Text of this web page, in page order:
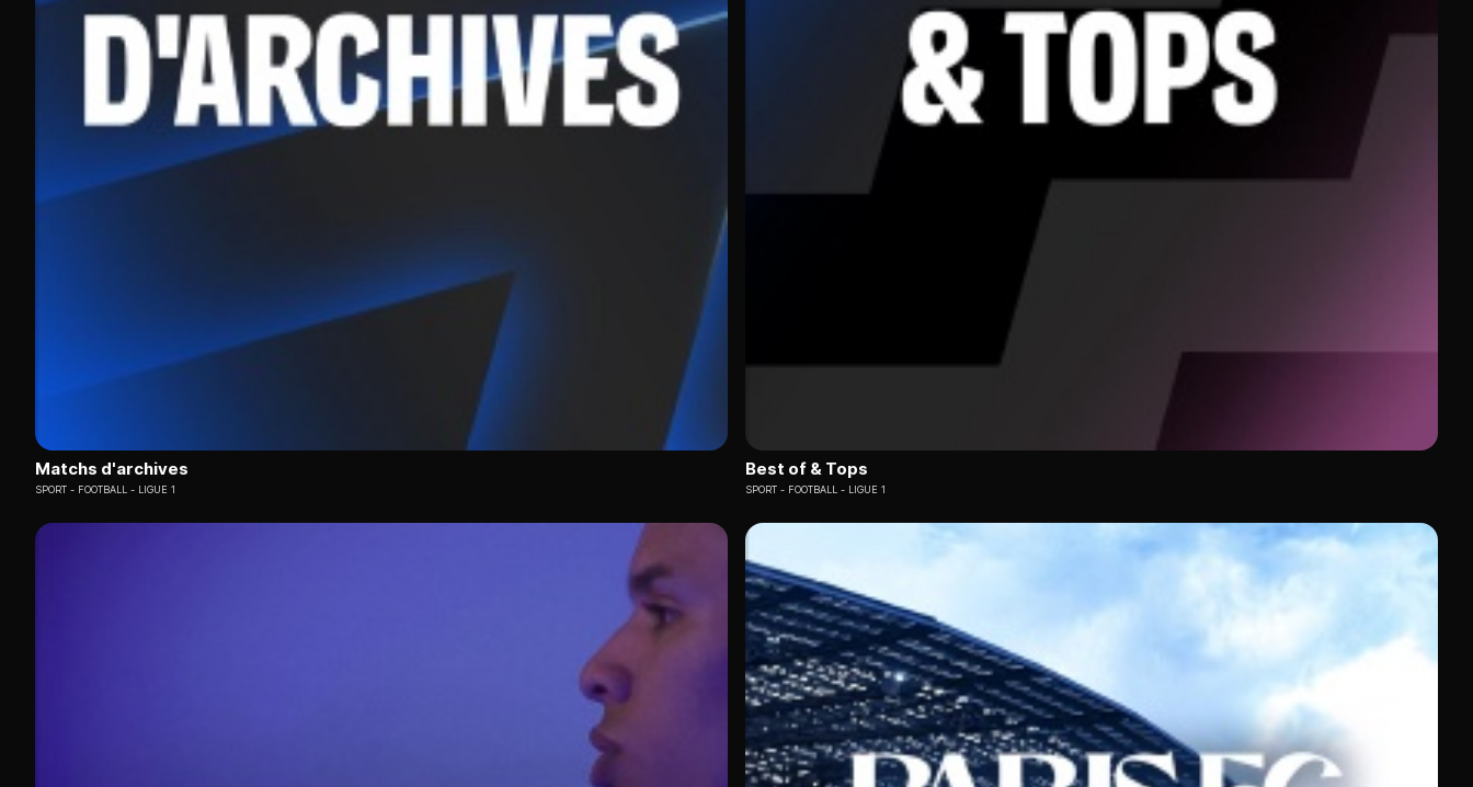
Matchs d'archives
SPORT FOOTBALL - LIGUE 1
Best of & Tops
SPORT FOOTBALL - LIGUE 1